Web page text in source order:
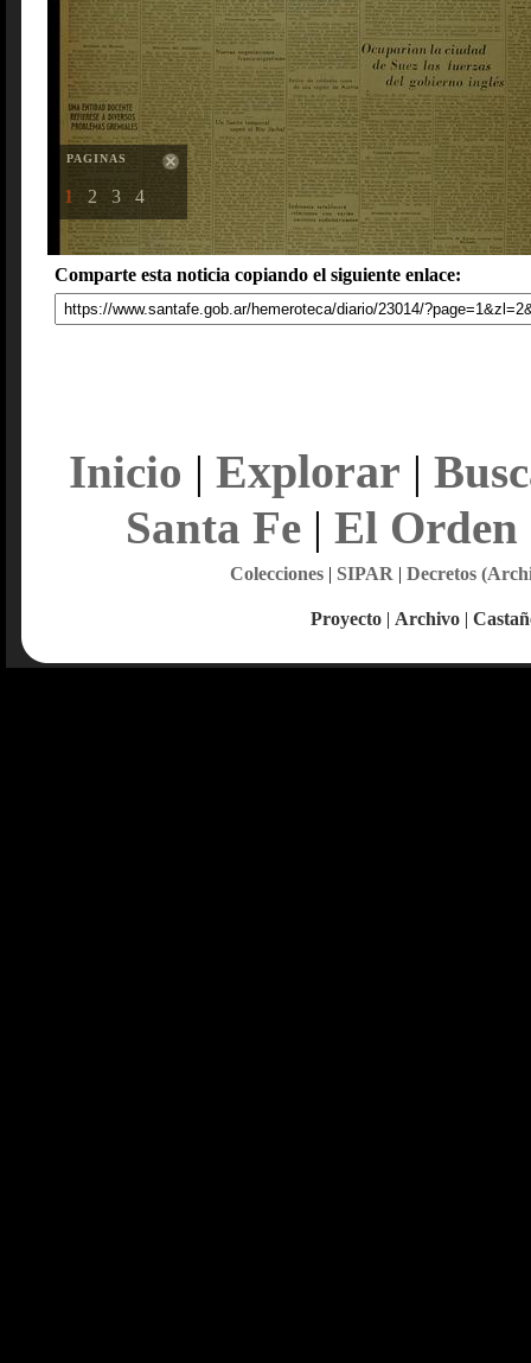
PAGINAS
1 2 3 4
Comparte esta noticia copiando el siguiente enlace:
Inicio | Explorar |
Santa Fe| El Orden
Colecciones| SIPAR | Decretos
Proyecto | Archivo |